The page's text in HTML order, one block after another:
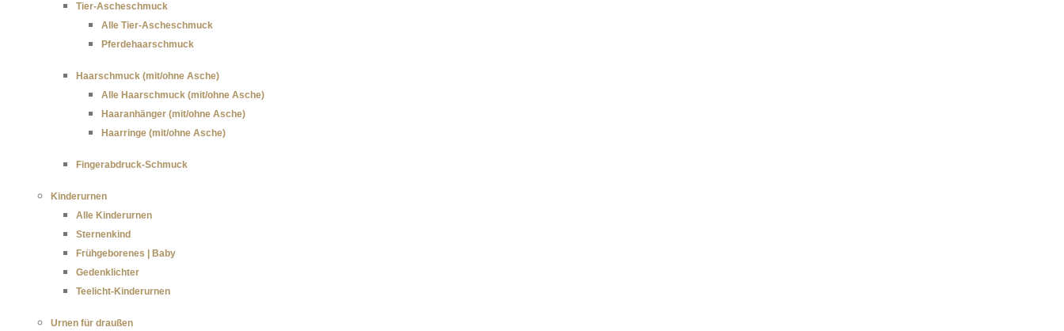
Tier-Ascheschmuck
Alle Tier-Ascheschmuck
Pferdehaarschmuck
Haarschmuck (mit/ohne Asche)
Alle Haarschmuck (mit/ohne Asche)
Haaranhänger (mit/ohne Asche)
Haarringe (mit/ohne Asche)
Fingerabdruck-Schmuck
Kinderurnen
Alle Kinderurnen
Sternenkind
Frühgeborenes | Baby
Gedenklichter
Teelicht-Kinderurnen
Urnen für draußen